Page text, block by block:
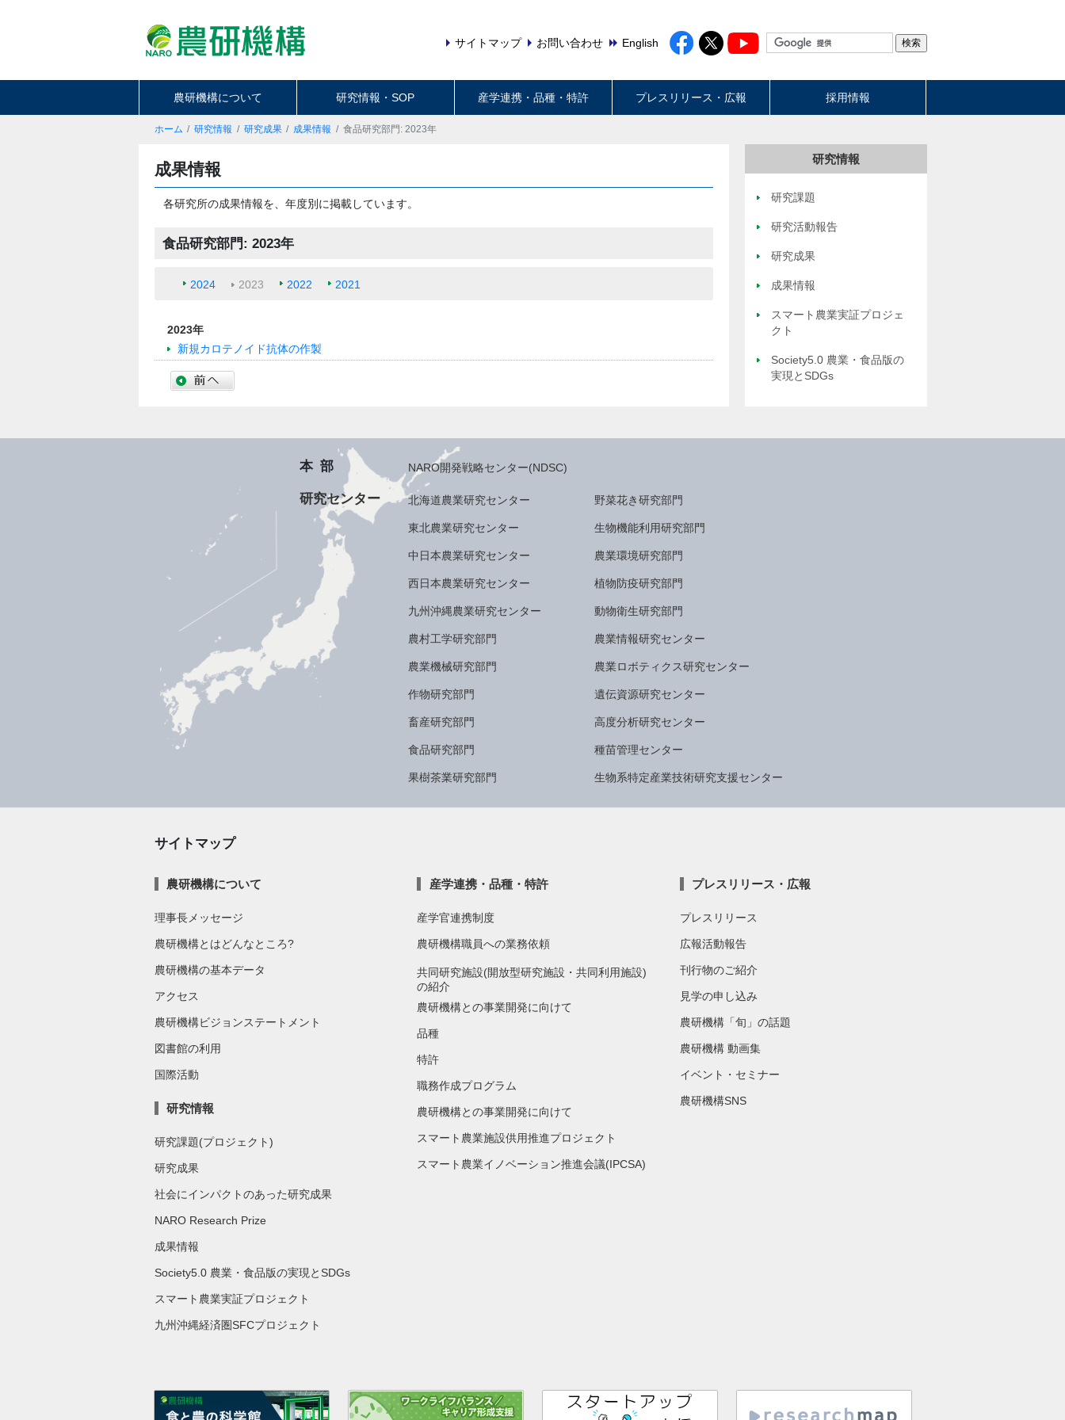
サイトマップ お問い合わせ English
農研機構について 研究情報・SOP 産学連携・品種・特許 プレスリリース・広報 採用情報
ホーム 研究情報 研究成果 成果情報 食品研究部門: 2023年
成果情報
各研究所の成果情報を、年度別に掲載しています。
食品研究部門: 2023年
2024 2023 2022 2021
2023年
新規カロテノイド抗体の作製
研究情報
研究課題
研究活動報告
研究成果
成果情報
スマート農業実証プロジェ
クト
Society5.0 農業・食品版の
実現とSDGs
本部 NARO開発戦略センター(NDSC)
研究センター 北海道農業研究センター
東北農業研究センター
中日本農業研究センター
西日本農業研究センター
九州沖縄農業研究センター
農村工学研究部門
農業機械研究部門
作物研究部門
畜産研究部門
食品研究部門
果樹茶業研究部門
野菜花き研究部門
生物機能利用研究部門
農業環境研究部門
植物防疫研究部門
動物衛生研究部門
農業情報研究センター
農業ロボティクス研究センター
遺伝資源研究センター
高度分析研究センター
種苗管理センター
生物系特定産業技術研究支援センター
サイトマップ
農研機構について
理事長メッセージ
農研機構とはどんなところ?
農研機構の基本データ
アクセス
農研機構ビジョンステートメント
図書館の利用
国際活動
研究情報
研究課題(プロジェクト)
研究成果
社会にインパクトのあった研究成果
NARO Research Prize
成果情報
Society5.0 農業・食品版の実現とSDGs
スマート農業実証プロジェクト
九州沖縄経済圏SFCプロジェクト
産学連携・品種・特許
産学官連携制度
農研機構職員への業務依頼
共同研究施設(開放型研究施設・共同利用施設)
の紹介
農研機構との事業開発に向けて
品種
特許
職務作成プログラム
農研機構との事業開発に向けて
スマート農業施設供用推進プロジェクト
スマート農業イノベーション推進会議(IPCSA)
プレスリリース・広報
プレスリリース
広報活動報告
刊行物のご紹介
見学の申し込み
農研機構「旬」の話題
農研機構 動画集
イベント・セミナー
農研機構SNS